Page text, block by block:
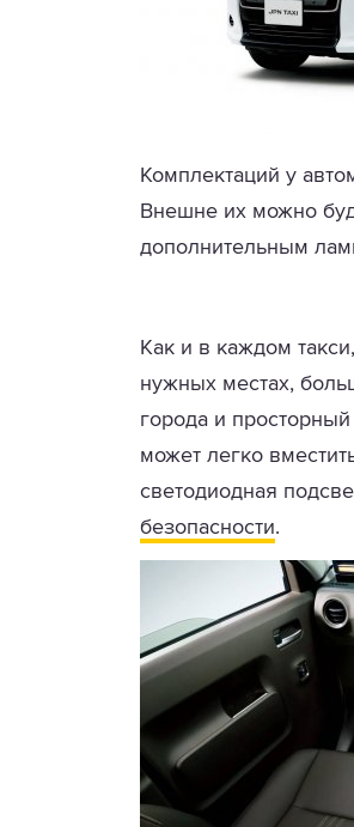
Комплектаций у
Внешне их можно
дополнительным
Как и в каждом
нужных местах,
города и просторный
может легко
светодиодная
безопасности.